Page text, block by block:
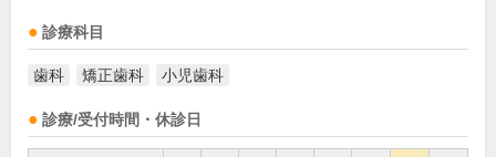
診療科目
歯科 矯正歯科 小児歯科
診療/受付時間・休診日